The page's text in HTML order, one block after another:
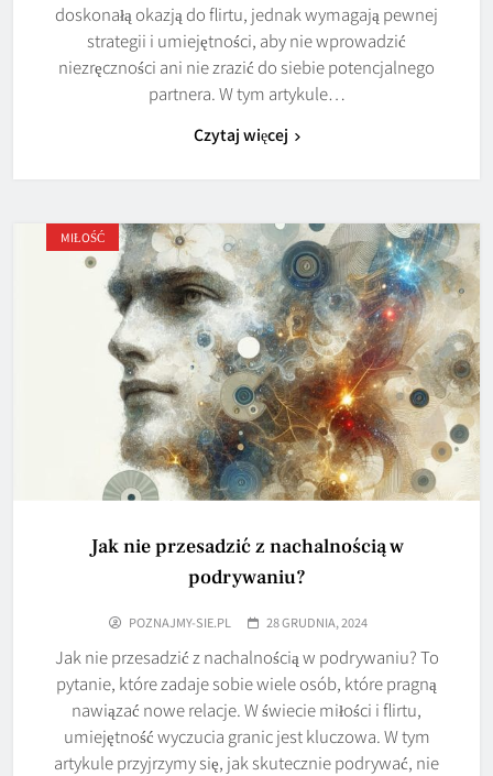
doskonałą okazją do flirtu, jednak wymagają pewnej
strategii i umiejętności, aby nie wprowadzić
niezręczności ani nie zrazić do siebie potencjalnego
partnera. W tym artykule…
Czytaj więcej
MIŁOŚĆ
Jak nie przesadzić z nachalnością w
podrywaniu?
POZNAJMY-SIE.PL 28 GRUDNIA, 2024
Jak nie przesadzić z nachalnością w podrywaniu? To
pytanie, które zadaje sobie wiele osób, które pragną
nawiązać nowe relacje. W świecie miłości i flirtu,
umiejętność wyczucia granic jest kluczowa. W tym
artykule przyjrzymy się, jak skutecznie podrywać, nie